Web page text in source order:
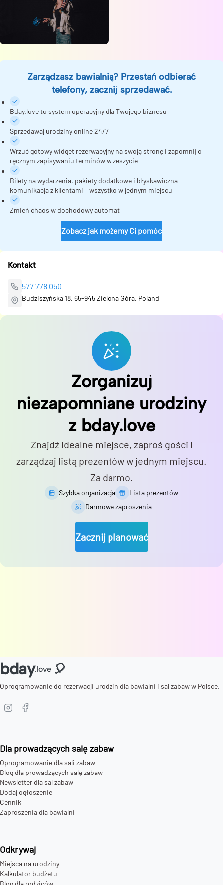
Zarządzasz bawialnią? Przestań odbierać
telefony, zacznij sprzedawać.
Bday.love to system operacyjny dla Twojego biznesu
Sprzedawaj urodziny online 24/7
Wrzuć gotowy widget rezerwacyjny na swoją stronę i zapomnij o
ręcznym zapisywaniu terminów w zeszycie
Bilety na wydarzenia, pakiety dodatkowe i błyskawiczna
komunikacja z klientami – wszystko w jednym miejscu
Zmień chaos w dochodowy automat
Zobacz jak możemy Ci pomóc
Kontakt
577 778 050
Budziszyńska 18, 65-945 Zielona Góra, Poland
Zorganizuj
niezapomniane urodziny
z bday.love
Znajdź idealne miejsce, zaproś gości i
zarządzaj listą prezentów w jednym miejscu.
Za darmo.
Szybka organizacja
Lista prezentów
Darmowe zaproszenia
Zacznij planować
bday.love 🎈
Oprogramowanie do rezerwacji urodzin dla bawialni i sal zabaw w Polsce.
Dla prowadzących salę zabaw
Oprogramowanie dla sali zabaw
Blog dla prowadzących salę zabaw
Newsletter dla sal zabaw
Dodaj ogłoszenie
Cennik
Zaproszenia dla bawialni
Odkrywaj
Miejsca na urodziny
Kalkulator budżetu
Blog dla rodziców